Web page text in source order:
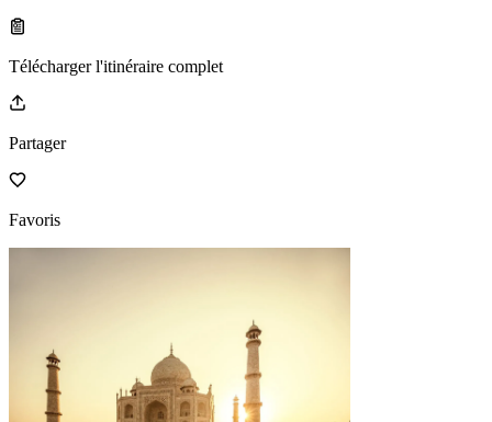
Télécharger l'itinéraire complet
Partager
Favoris